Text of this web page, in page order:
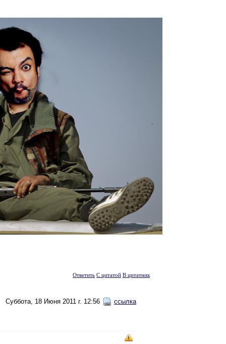
Ответить С цитатой В цитатник
Суббота, 18 Июня 2011 г. 12:56 ссылка